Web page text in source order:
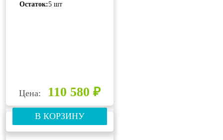
Остаток:5 шт
Цена: 110 580 ₽
В КОРЗИНУ